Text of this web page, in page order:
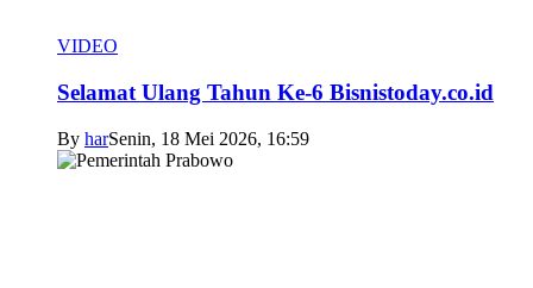
VIDEO
Selamat Ulang Tahun Ke-6 Bisnistoday.co.id
By harSenin, 18 Mei 2026, 16:59